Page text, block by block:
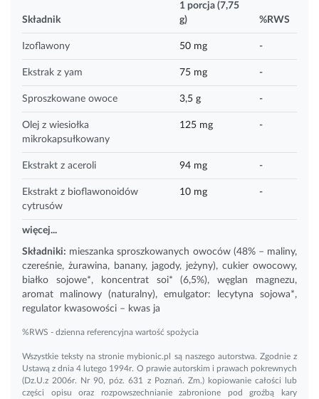
Składnik
1 porcja (7,75
g)
%RWS
Izoflawony 50 mg -
Ekstrak z yam 75 mg -
Sproszkowane owoce 3,5 g -
Olej z wiesiołka
mikrokapsułkowany
125 mg -
Ekstrakt z aceroli 94 mg -
Ekstrakt z bioflawonoidów
cytrusów
10 mg -
więcej...
Składniki: mieszanka sproszkowanych owoców (48% – maliny,
czereśnie, żurawina, banany, jagody, jeżyny), cukier owocowy,
białko sojowe*, koncentrat soi* (6,5%), węglan magnezu,
aromat malinowy (naturalny), emulgator: lecytyna sojowa*,
regulator kwasowości – kwas ja
%RWS - dzienna referencyjna wartość spożycia
Wszystkie teksty na stronie mybionic.pl są naszego autorstwa. Zgodnie z
Ustawą z dnia 4 lutego 1994r. O prawie autorskim i prawach pokrewnych
(Dz.U.z 2006r. Nr 90, póz. 631 z Poznań. Zm.) kopiowanie całości lub
części opisu oraz rozpowszechnianie zabronione pod groźbą kary